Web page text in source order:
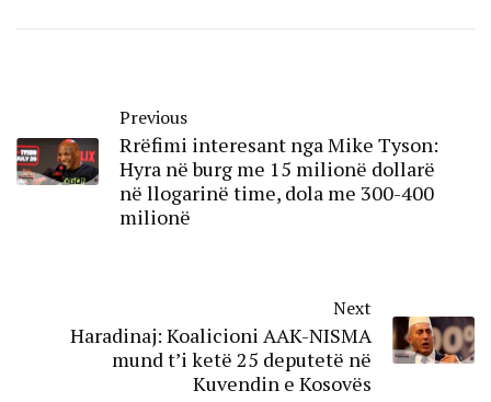
Previous
Rrëfimi interesant nga Mike Tyson:
Hyra në burg me 15 milionë dollarë
në llogarinë time, dola me 300-400
milionë
Next
Haradinaj: Koalicioni AAK-NISMA
mund t’i ketë 25 deputetë në
Kuvendin e Kosovës